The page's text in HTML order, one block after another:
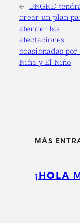
← UNGRD
crear un plan
atender las
afectaciones
ocasionadas por
Niña y El Niño
MÁS
¡HOLA